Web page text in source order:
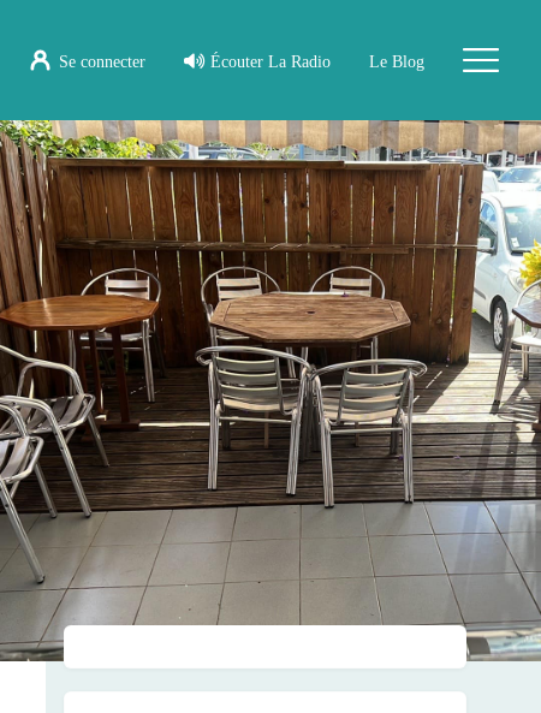
Se connecter Écouter La Radio Le Blog